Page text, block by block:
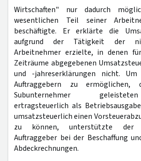
Wirtschaften" nur dadurch
wesentlichen Teil seiner
beschäftigte. Er erklärte die
aufgrund der Tätigkeit der
Arbeitnehmer erzielte, in denen
Zeiträume abgegebenen
und -jahreserklärungen nicht. Um
Auftraggebern zu
Subunternehmer
ertragsteuerlich als
umsatzsteuerlich einen
zu können, unterstützte der
Auftraggeber bei der Beschaffung
Abdeckrechnungen.